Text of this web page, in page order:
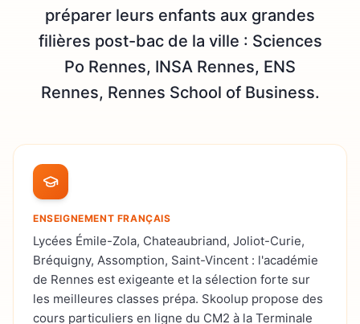
préparer leurs enfants aux grandes
filières post-bac de la ville : Sciences
Po Rennes, INSA Rennes, ENS
Rennes, Rennes School of Business.
ENSEIGNEMENT FRANÇAIS
Lycées Émile-Zola, Chateaubriand, Joliot-Curie,
Bréquigny, Assomption, Saint-Vincent : l'académie
de Rennes est exigeante et la sélection forte sur
les meilleures classes prépa. Skoolup propose des
cours particuliers en ligne du CM2 à la Terminale